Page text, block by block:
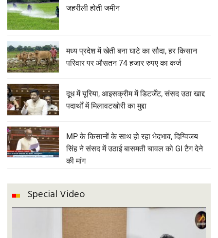
जहरीली होती जमीन
मध्य प्रदेश में खेती बना घाटे का सौदा, हर किसान
परिवार पर औसतन 74 हजार रुपए का कर्ज
दूध में यूरिया, आइसक्रीम में डिटर्जेंट, संसद उठा खाद्द
पदार्थों में मिलावटखोरी का मुद्दा
MP के किसानों के साथ हो रहा भेदभाव, दिग्विजय
सिंह ने संसद में उठाई बासमती चावल को GI टैग देने
की मांग
Special Video